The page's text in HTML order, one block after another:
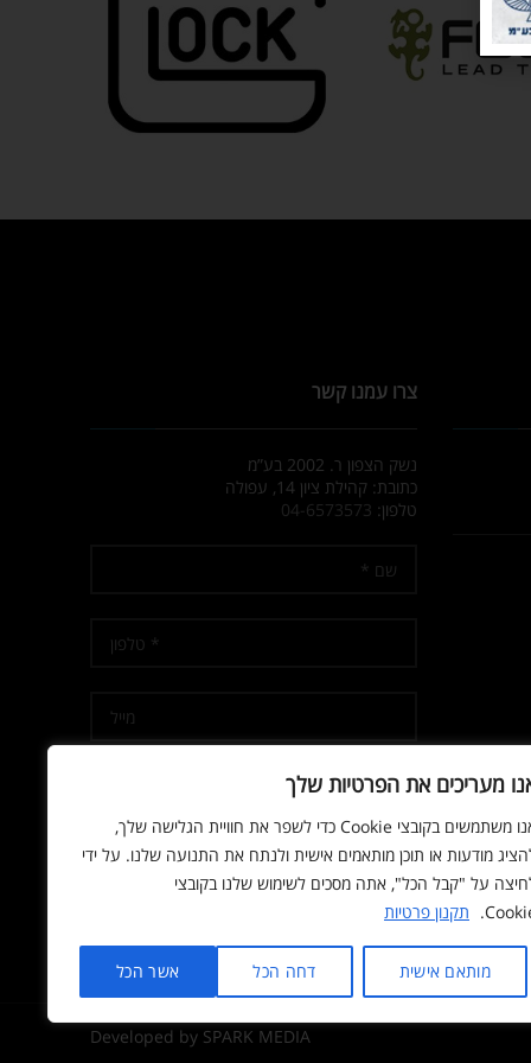
מעריכים את הפרטיות שלך
אנו משתמשים בקובצי Cookie כדי לשפר את חוויית הגלישה שלך,
מודעות או תוכן מותאמים אישית ולנתח את התנועה שלנו. על ידי
על "קבל הכל", אתה מסכים לשימוש שלנו בקובצי
תקנון פרטיות
מותאם אישית דחה הכל אשר הכל
צרו עמנו קשר
נשק הצפון ר. 2002 בע”מ
כתובת: קהילת ציון 14, עפולה
טלפון: 04-6573573
אני מאשר/ת קבלת דיוור
Developed by SPARK MEDIA